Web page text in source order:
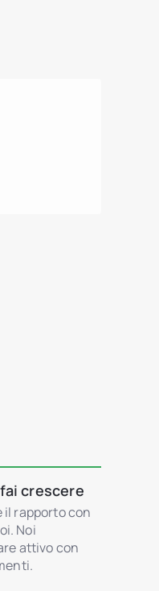
crescere
il rapporto con
Noi
attivo con